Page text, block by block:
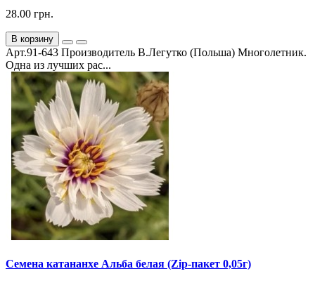
28.00 грн.
В корзину
Арт.91-643 Производитель В.Легутко (Польша) Многолетник.
Одна из лучших рас...
Семена катананхе Альба белая (Zip-пакет 0,05г)